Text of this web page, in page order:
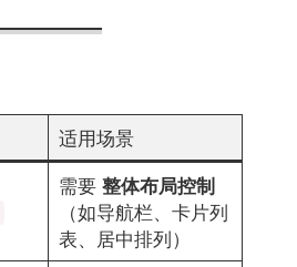
适用场景
需要 整体布局控制
（如导航栏、卡片列
表、居中排列）